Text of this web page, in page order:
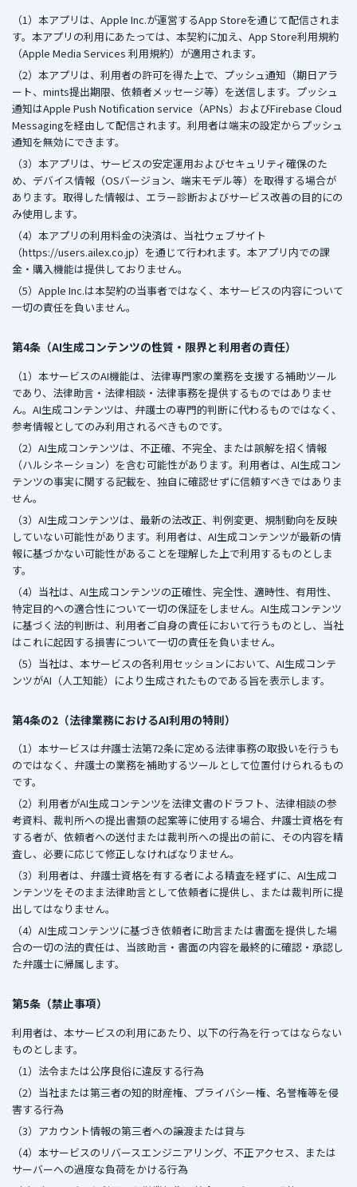
（1）本アプリは、Apple Inc.が運営するApp Storeを通じて配信されま
す。本アプリの利用にあたっては、本契約に加え、App Store利用規約
（Apple Media Services 利用規約）が適用されます。
（2）本アプリは、利用者の許可を得た上で、プッシュ通知（期日アラ
ート、mints提出期限、依頼者メッセージ等）を送信します。プッシュ
通知はApple Push Notification service（APNs）およびFirebase Cloud
Messagingを経由して配信されます。利用者は端末の設定からプッシュ
通知を無効にできます。
（3）本アプリは、サービスの安定運用およびセキュリティ確保のた
め、デバイス情報（OSバージョン、端末モデル等）を取得する場合が
あります。取得した情報は、エラー診断およびサービス改善の目的にの
み使用します。
（4）本アプリの利用料金の決済は、当社ウェブサイト
（https://users.ailex.co.jp）を通じて行われます。本アプリ内での課
金・購入機能は提供しておりません。
（5）Apple Inc.は本契約の当事者ではなく、本サービスの内容について
一切の責任を負いません。
第4条（AI生成コンテンツの性質・限界と利用者の責任）
（1）本サービスのAI機能は、法律専門家の業務を支援する補助ツール
であり、法律助言・法律相談・法律事務を提供するものではありませ
ん。AI生成コンテンツは、弁護士の専門的判断に代わるものではなく、
参考情報としてのみ利用されるべきものです。
（2）AI生成コンテンツは、不正確、不完全、または誤解を招く情報
（ハルシネーション）を含む可能性があります。利用者は、AI生成コン
テンツの事実に関する記載を、独自に確認せずに信頼すべきではありま
せん。
（3）AI生成コンテンツは、最新の法改正、判例変更、規制動向を反映
していない可能性があります。利用者は、AI生成コンテンツが最新の情
報に基づかない可能性があることを理解した上で利用するものとしま
す。
（4）当社は、AI生成コンテンツの正確性、完全性、適時性、有用性、
特定目的への適合性について一切の保証をしません。AI生成コンテンツ
に基づく法的判断は、利用者ご自身の責任において行うものとし、当社
はこれに起因する損害について一切の責任を負いません。
（5）当社は、本サービスの各利用セッションにおいて、AI生成コンテ
ンツがAI（人工知能）により生成されたものである旨を表示します。
第4条の2（法律業務におけるAI利用の特則）
（1）本サービスは弁護士法第72条に定める法律事務の取扱いを行うも
のではなく、弁護士の業務を補助するツールとして位置付けられるもの
です。
（2）利用者がAI生成コンテンツを法律文書のドラフト、法律相談の参
考資料、裁判所への提出書類の起案等に使用する場合、弁護士資格を有
する者が、依頼者への送付または裁判所への提出の前に、その内容を精
査し、必要に応じて修正しなければなりません。
（3）利用者は、弁護士資格を有する者による精査を経ずに、AI生成コ
ンテンツをそのまま法律助言として依頼者に提供し、または裁判所に提
出してはなりません。
（4）AI生成コンテンツに基づき依頼者に助言または書面を提供した場
合の一切の法的責任は、当該助言・書面の内容を最終的に確認・承認し
た弁護士に帰属します。
第5条（禁止事項）
利用者は、本サービスの利用にあたり、以下の行為を行ってはならない
ものとします。
（1）法令または公序良俗に違反する行為
（2）当社または第三者の知的財産権、プライバシー権、名誉権等を侵
害する行為
（3）アカウント情報の第三者への譲渡または貸与
（4）本サービスのリバースエンジニアリング、不正アクセス、または
サーバーへの過度な負荷をかける行為